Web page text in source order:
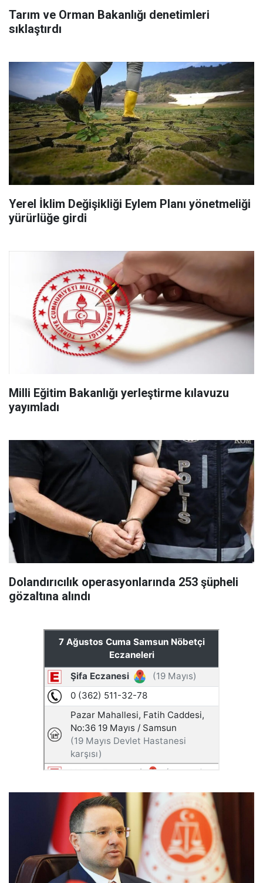
Tarım ve Orman Bakanlığı denetimleri
sıklaştırdı
Yerel İklim Değişikliği Eylem Planı yönetmeliği
yürürlüğe girdi
Milli Eğitim Bakanlığı yerleştirme kılavuzu
yayımladı
Dolandırıcılık operasyonlarında 253 şüpheli
gözaltına alındı